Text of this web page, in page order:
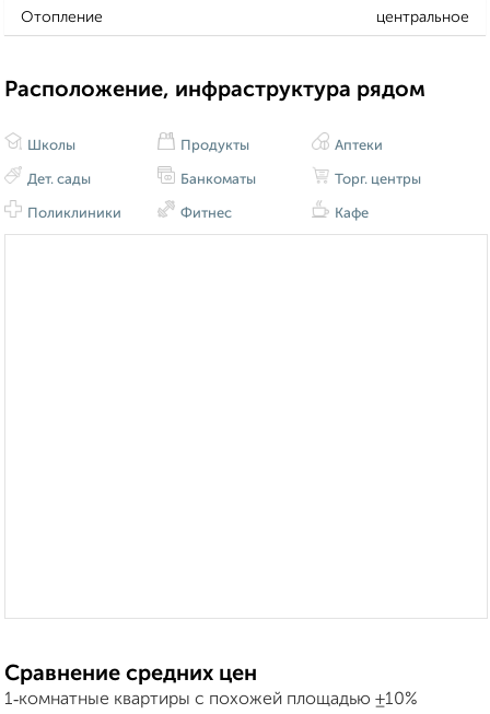
Отопление центральное
Расположение, инфраструктура рядом
Школы
Дет. сады
Поликлиники
Продукты
Банкоматы
Фитнес
Аптеки
Торг. центры
Кафе
Сравнение средних цен
1‑комнатные квартиры с похожей площадью ±10%